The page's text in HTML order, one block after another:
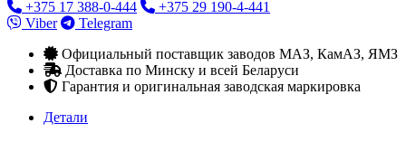
+375 17 388-0-444
+375 29 190-4-441
Viber
Telegram
Официальный поставщик заводов МАЗ, КамАЗ, ЯМЗ
Доставка по Минску и всей Беларуси
Гарантия и оригинальная заводская маркировка
Детали